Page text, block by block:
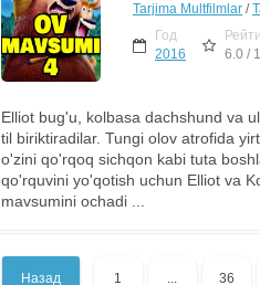
Tarjima Multfilmlar /
Год
2016
6.0 /
Elliot bug'u, kolbasa dachshund va
til biriktiradilar. Tungi olov atrofida
o'zini qo'rqoq sichqon kabi tuta
qo'rquvini yo'qotish uchun Elliot va
mavsumini ochadi ...
Назад 1 ... 36